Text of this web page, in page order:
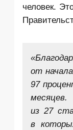
человек.
от
97
из 27
в